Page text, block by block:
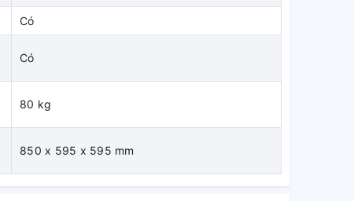
Có
Có
80 kg
850 x 595 x 595 mm